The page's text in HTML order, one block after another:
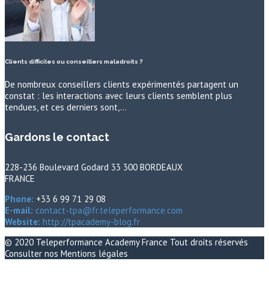
Clients difficiles ou conseillers maladroits ?
De nombreux conseillers clients expérimentés partagent un
constat : les interactions avec leurs clients semblent plus
tendues, et ces derniers sont,…
Gardons le contact
228-236 Boulevard Godard 33 300 BORDEAUX
FRANCE
Phone: +33 6 99 71 29 08
E-mail: contact-tpa@fr.teleperformance.com
Website: http://tpacademy-blog.fr
© 2020 Teleperformance Academy France Tout droits réservés
Consulter nos Mentions légales